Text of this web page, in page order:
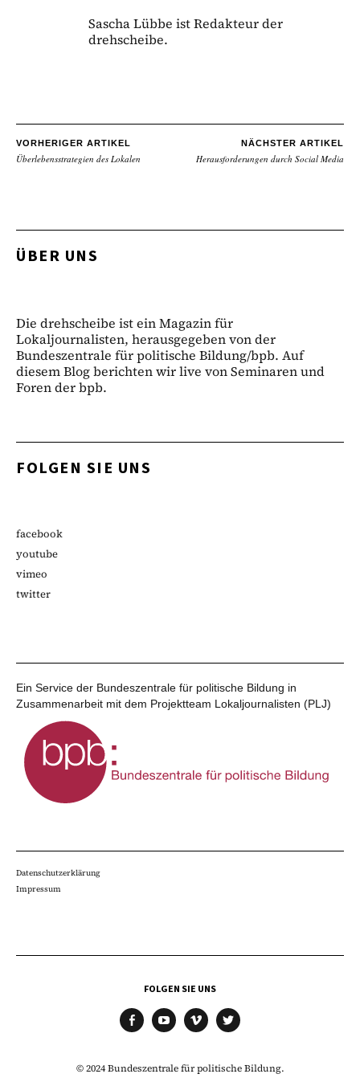
Sascha Lübbe ist Redakteur der
drehscheibe.
VORHERIGER ARTIKEL
Überlebensstrategien des Lokalen
NÄCHSTER ARTIKEL
Herausforderungen durch Social Media
ÜBER UNS
Die drehscheibe ist ein Magazin für
Lokaljournalisten, herausgegeben von der
Bundeszentrale für politische Bildung/bpb. Auf
diesem Blog berichten wir live von Seminaren und
Foren der bpb.
FOLGEN SIE UNS
facebook
youtube
vimeo
twitter
Ein Service der Bundeszentrale für politische Bildung in
Zusammenarbeit mit dem Projektteam Lokaljournalisten (PLJ)
Datenschutzerklärung
Impressum
FOLGEN SIE UNS
© 2024 Bundeszentrale für politische Bildung